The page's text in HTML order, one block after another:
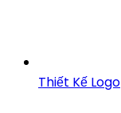
Thiết Kế Logo